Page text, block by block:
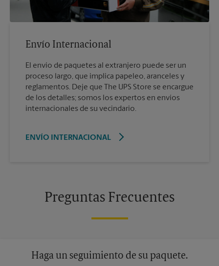
Envío Internacional
El envío de paquetes al extranjero puede ser un
proceso largo, que implica papeleo, aranceles y
reglamentos. Deje que The UPS Store se encargue
de los detalles; somos los expertos en envíos
internacionales de su vecindario.
ENVÍO INTERNACIONAL
Preguntas Frecuentes
Haga un seguimiento de su paquete.